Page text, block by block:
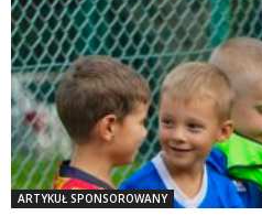
ARTYKUŁ SPONSOROWANY